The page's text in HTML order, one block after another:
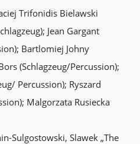
Trifonidis Bielawski
Jean Gargant
Bartlomiej Johny
(Schlagzeug/Percussion);
Percussion); Ryszard
Malgorzata Rusiecka
Sulgostowski, Slawek „The